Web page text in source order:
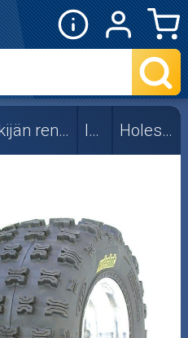
Mönkijän renkaat ITP Holeshot